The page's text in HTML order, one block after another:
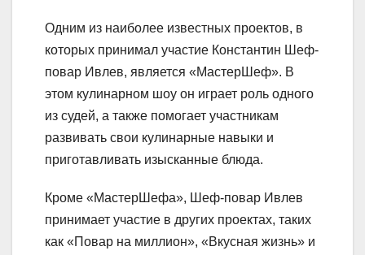
Одним из наиболее известных проектов, в
которых принимал участие Константин Шеф-
повар Ивлев, является «МастерШеф». В
этом кулинарном шоу он играет роль одного
из судей, а также помогает участникам
развивать свои кулинарные навыки и
приготавливать изысканные блюда.
Кроме «МастерШефа», Шеф-повар Ивлев
принимает участие в других проектах, таких
как «Повар на миллион», «Вкусная жизнь» и